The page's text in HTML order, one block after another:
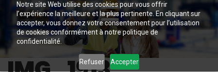
Notre site Web utilise des cookies pour vous offrir
l’expérience la meilleure et la plus pertinente. En cliquant sur
accepter, vous donnez votre consentement pour l’utilisation
de cookies conformément à notre politique de
confidentialité.
Refuser Accepter